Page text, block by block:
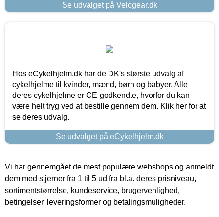
Se udvalget på Velogear.dk
Hos eCykelhjelm.dk har de DK's største udvalg af
cykelhjelme til kvinder, mænd, børn og babyer. Alle
deres cykelhjelme er CE-godkendte, hvorfor du kan
være helt tryg ved at bestille gennem dem. Klik her for at
se deres udvalg.
Se udvalget på eCykelhjelm.dk
Vi har gennemgået de mest populære webshops og anmeldt
dem med stjerner fra 1 til 5 ud fra bl.a. deres prisniveau,
sortimentstørrelse, kundeservice, brugervenlighed,
betingelser, leveringsformer og betalingsmuligheder.